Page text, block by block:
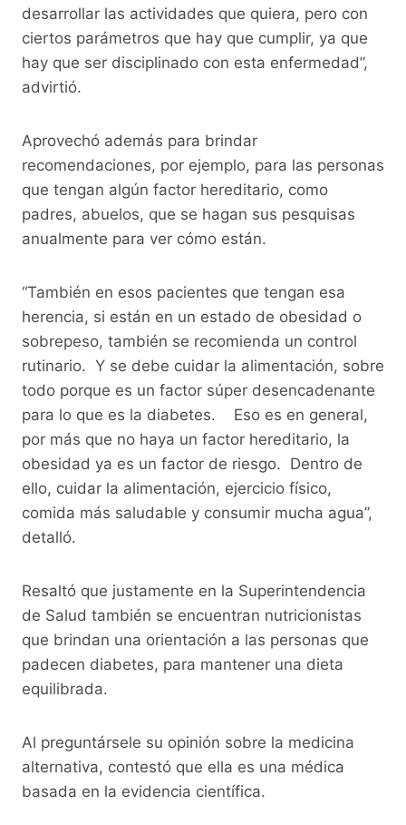
desarrollar las actividades que quiera, pero con
ciertos parámetros que hay que cumplir, ya que
hay que ser disciplinado con esta enfermedad”,
advirtió.
Aprovechó además para brindar
recomendaciones, por ejemplo, para las personas
que tengan algún factor hereditario, como
padres, abuelos, que se hagan sus pesquisas
anualmente para ver cómo están.
“También en esos pacientes que tengan esa
herencia, si están en un estado de obesidad o
sobrepeso, también se recomienda un control
rutinario. Y se debe cuidar la alimentación, sobre
todo porque es un factor súper desencadenante
para lo que es la diabetes. Eso es en general,
por más que no haya un factor hereditario, la
obesidad ya es un factor de riesgo. Dentro de
ello, cuidar la alimentación, ejercicio físico,
comida más saludable y consumir mucha agua”,
detalló.
Resaltó que justamente en la Superintendencia
de Salud también se encuentran nutricionistas
que brindan una orientación a las personas que
padecen diabetes, para mantener una dieta
equilibrada.
Al preguntársele su opinión sobre la medicina
alternativa, contestó que ella es una médica
basada en la evidencia científica.